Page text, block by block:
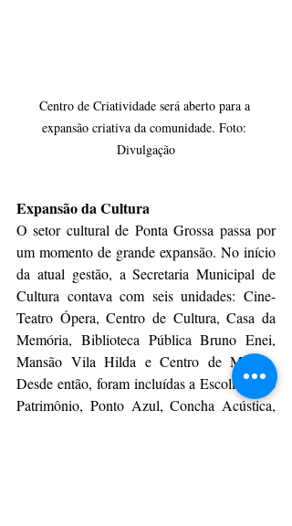
Centro de Criatividade será aberto para a
expansão criativa da comunidade. Foto:
Divulgação
Expansão da Cultura
O setor cultural de Ponta Grossa passa por
um momento de grande expansão. No início
da atual gestão, a Secretaria Municipal de
Cultura contava com seis unidades: Cine-
Teatro Ópera, Centro de Cultura, Casa da
Memória, Biblioteca Pública Bruno Enei,
Mansão Vila Hilda e Centro de Música.
Desde então, foram incluídas a Escolinha do
Patrimônio, Ponto Azul, Concha Acústica,